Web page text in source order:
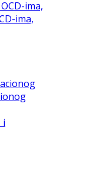
ima,